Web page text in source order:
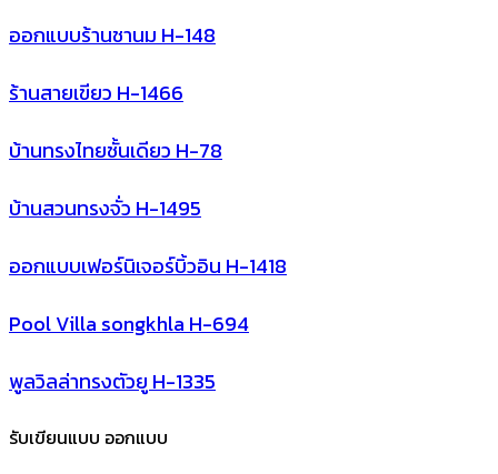
ออกแบบร้านชานม H-148
ร้านสายเขียว H-1466
บ้านทรงไทยชั้นเดียว H-78
บ้านสวนทรงจั่ว H-1495
ออกแบบเฟอร์นิเจอร์บิ้วอิน H-1418
Pool Villa songkhla H-694
พูลวิลล่าทรงตัวยู H-1335
รับเขียนแบบ ออกแบบ